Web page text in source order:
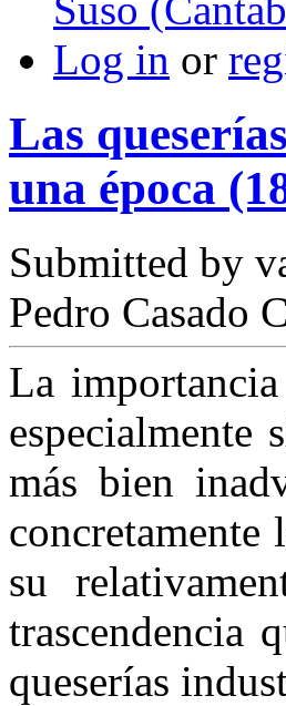
Log in or
Las
una época
Submitted by
Pedro Casado
La
especialmente
más bien
su
trascendencia
queserías